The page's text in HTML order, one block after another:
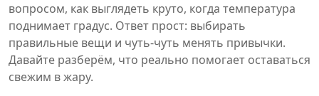
вопросом, как выглядеть круто, когда температура
поднимает градус. Ответ прост: выбирать
правильные вещи и чуть‑чуть менять привычки.
Давайте разберём, что реально помогает оставаться
свежим в жару.